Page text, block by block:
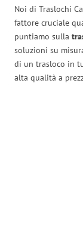
Noi di Traslochi
fattore cruciale
puntiamo sulla
soluzioni su
di un trasloco in
alta qualità a